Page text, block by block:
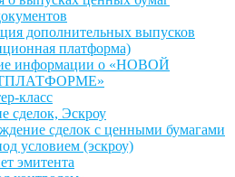
дополнительных выпусков
платформа)
информации о «НОВОЙ
класс
сделок, Эскроу
сделок с ценными бумагами
условием (эскроу)
эмитента